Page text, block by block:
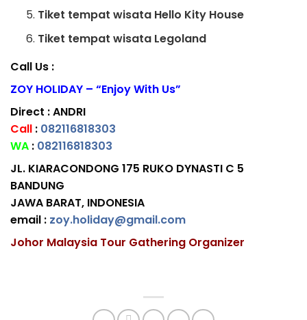
Tiket tempat wisata Hello Kity House
Tiket tempat wisata Legoland
Call Us :
ZOY HOLIDAY – “Enjoy With Us”
Direct : ANDRI
Call : 082116818303
WA : 082116818303
JL. KIARACONDONG 175 RUKO DYNASTI C 5
BANDUNG
JAWA BARAT, INDONESIA
email : zoy.holiday@gmail.com
Johor Malaysia Tour Gathering Organizer